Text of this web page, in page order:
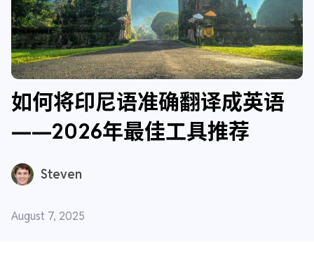
如何将印尼语准确翻译成英语
——2026年最佳工具推荐
Steven
August 7, 2025